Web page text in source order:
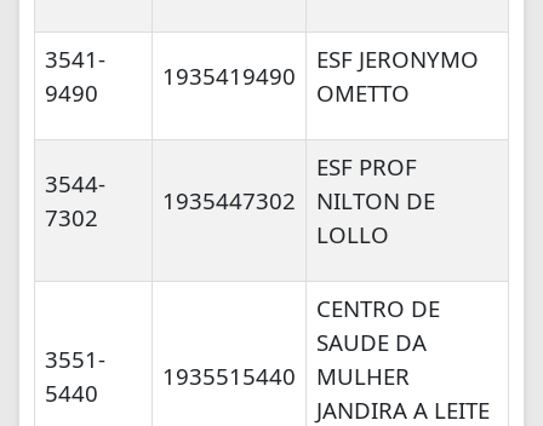
3541-
9490
1935419490
ESF JERONYMO
OMETTO
3544-
7302
1935447302
ESF PROF
NILTON DE
LOLLO
3551-
5440
1935515440
CENTRO DE
SAUDE DA
MULHER
JANDIRA A LEITE